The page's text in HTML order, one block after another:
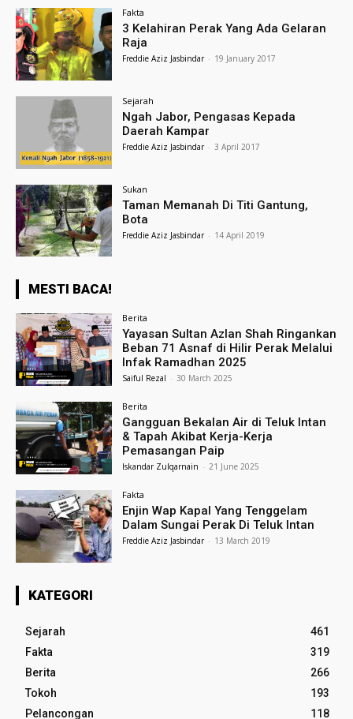
Fakta
3 Kelahiran Perak Yang Ada Gelaran
Raja
Freddie Aziz Jasbindar - 19 January 2017
Sejarah
Ngah Jabor, Pengasas Kepada
Daerah Kampar
Freddie Aziz Jasbindar - 3 April 2017
Sukan
Taman Memanah Di Titi Gantung,
Bota
Freddie Aziz Jasbindar - 14 April 2019
MESTI BACA!
Berita
Yayasan Sultan Azlan Shah Ringankan
Beban 71 Asnaf di Hilir Perak Melalui
Infak Ramadhan 2025
Saiful Rezal - 30 March 2025
Berita
Gangguan Bekalan Air di Teluk Intan
& Tapah Akibat Kerja-Kerja
Pemasangan Paip
Iskandar Zulqarnain - 21 June 2025
Fakta
Enjin Wap Kapal Yang Tenggelam
Dalam Sungai Perak Di Teluk Intan
Freddie Aziz Jasbindar - 13 March 2019
KATEGORI
Sejarah
461
Fakta
319
Berita
266
Tokoh
193
Pelancongan
118